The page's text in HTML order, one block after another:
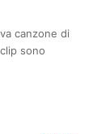
canzone di
sono